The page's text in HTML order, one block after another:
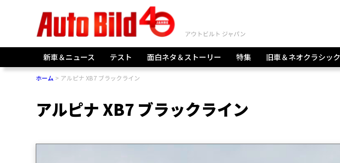
新車＆ニュース テスト 面白ネタ＆ストーリー 特集 旧車＆ネオクラシック
ホーム アルピナ XB7 ブラックライン
アルピナ XB7 ブラックライン